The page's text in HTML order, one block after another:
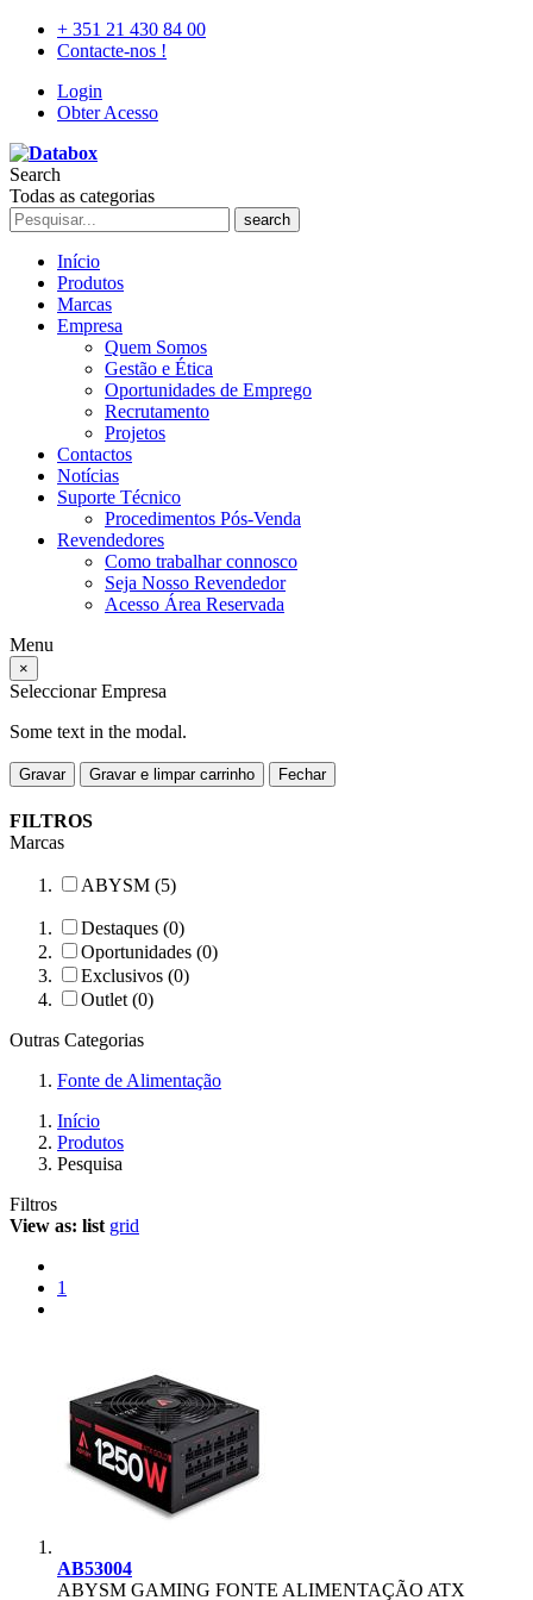
+ 351 21 430 84 00
Contacte-nos !
Login
Obter Acesso
Search
Todas as categorias
search
Início
Produtos
Marcas
Empresa
Quem Somos
Gestão e Ética
Oportunidades de Emprego
Recrutamento
Projetos
Contactos
Notícias
Suporte Técnico
Procedimentos Pós-Venda
Revendedores
Como trabalhar connosco
Seja Nosso Revendedor
Acesso Área Reservada
Menu
×
Seleccionar Empresa
Some text in the modal.
Gravar Gravar e limpar carrinho Fechar
FILTROS
Marcas
ABYSM (5)
Destaques (0)
Oportunidades (0)
Exclusivos (0)
Outlet (0)
Outras Categorias
Fonte de Alimentação
Início
Produtos
Pesquisa
Filtros
View as: list grid
1
AB53004
ABYSM GAMING FONTE ALIMENTAÇÃO ATX